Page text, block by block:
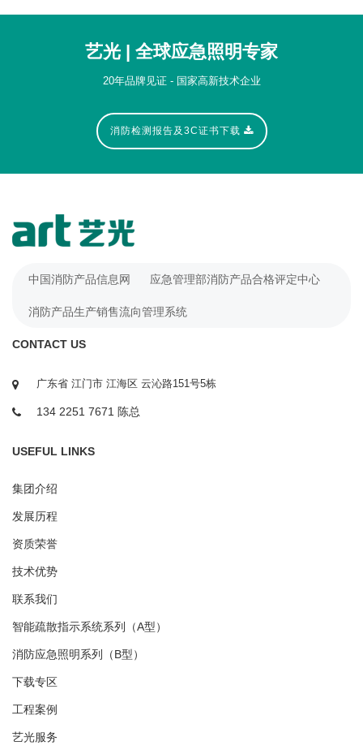
艺光 | 全球应急照明专家
20年品牌见证 - 国家高新技术企业
消防检测报告及3C证书下载
中国消防产品信息网 应急管理部消防产品合格评定中心
消防产品生产销售流向管理系统
CONTACT US
广东省 江门市 江海区 云沁路151号5栋
134 2251 7671 陈总
USEFUL LINKS
集团介绍
发展历程
资质荣誉
技术优势
联系我们
智能疏散指示系统系列（A型）
消防应急照明系列（B型）
下载专区
工程案例
艺光服务